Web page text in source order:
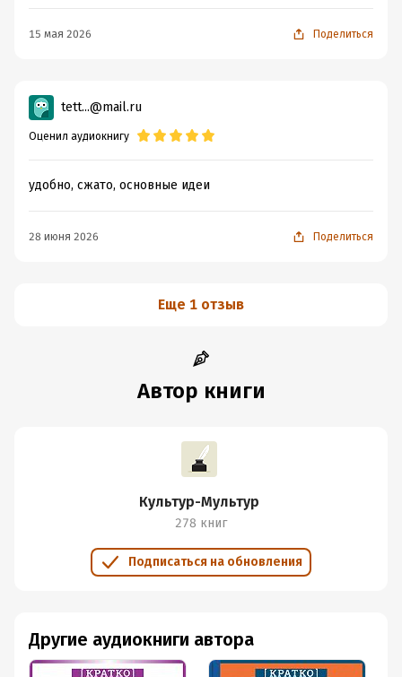
15 мая 2026 Поделиться
tett...@mail.ru
Оценил аудиокнигу
удобно, сжато, основные идеи
28 июня 2026 Поделиться
Еще 1 отзыв
Автор книги
Культур-Мультур
278 книг
Подписаться на обновления
Другие аудиокниги автора